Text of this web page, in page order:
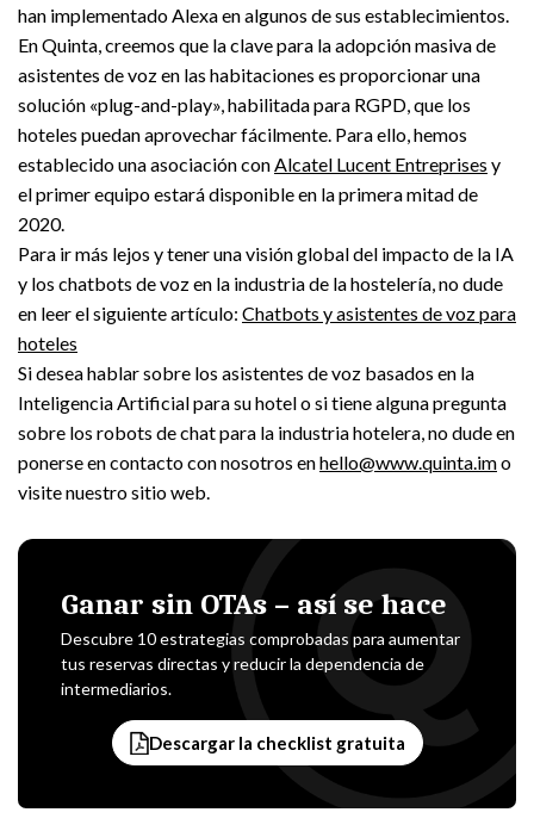
han implementado Alexa en algunos de sus establecimientos.
En Quinta, creemos que la clave para la adopción masiva de
asistentes de voz en las habitaciones es proporcionar una
solución «plug-and-play», habilitada para RGPD, que los
hoteles puedan aprovechar fácilmente. Para ello, hemos
establecido una asociación conAlcatel Lucent Entreprises y
el primer equipo estará disponible en la primera mitad de
2020.
Para ir más lejos y tener una visión global del impacto de la IA
y los chatbots de voz en la industria de la hostelería, no dude
en leer el siguiente artículo: Chatbots y asistentes de voz para
hoteles
Si desea hablar sobre los asistentes de voz basados en la
Inteligencia Artificial para su hotel o si tiene alguna pregunta
sobre los robots de chat para la industria hotelera, no dude en
ponerse en contacto con nosotros enhello@www.quinta.imo
visite nuestro sitio web.
Ganar sin OTAs – así se hace
Descubre 10 estrategias comprobadas para aumentar
tus reservas directas y reducir la dependencia de
intermediarios.
Descargar la checklist gratuita